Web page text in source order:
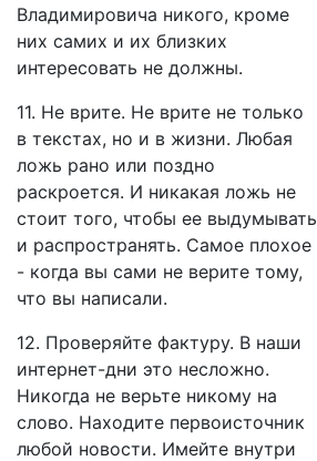
Владимировича никого, кроме
них самих и их близких
интересовать не должны.
11. Не врите. Не врите не только
в текстах, но и в жизни. Любая
ложь рано или поздно
раскроется. И никакая ложь не
стоит того, чтобы ее выдумывать
и распространять. Самое плохое
- когда вы сами не верите тому,
что вы написали.
12. Проверяйте фактуру. В наши
интернет-дни это несложно.
Никогда не верьте никому на
слово. Находите первоисточник
любой новости. Имейте внутри